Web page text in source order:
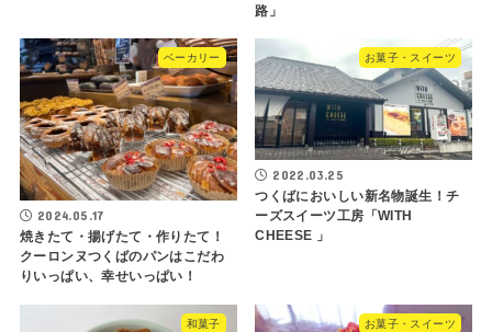
路」
ベーカリー
2024.05.17
焼きたて・揚げたて・作りたて！
クーロンヌつくばのパンはこだわ
りいっぱい、幸せいっぱい！
お菓子・スイーツ
2022.03.25
つくばにおいしい新名物誕生！チ
ーズスイーツ工房「WITH
CHEESE 」
和菓子 お菓子・スイーツ